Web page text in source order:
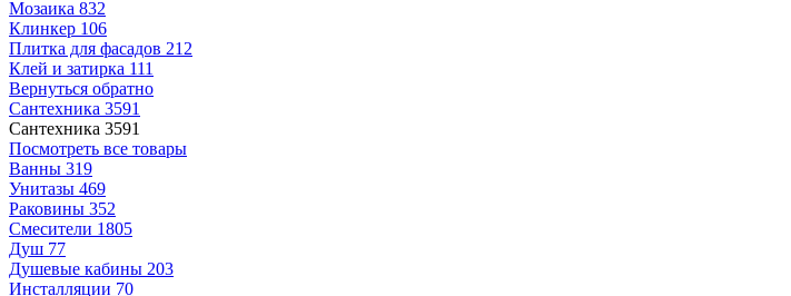
Мозаика 832
Клинкер 106
Плитка для фасадов 212
Клей и затирка 111
Вернуться обратно
Сантехника 3591
Сантехника 3591
Посмотреть все товары
Ванны 319
Унитазы 469
Раковины 352
Смесители 1805
Душ 77
Душевые кабины 203
Инсталляции 70